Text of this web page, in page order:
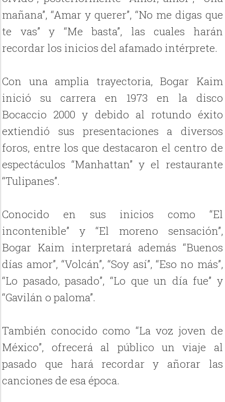
mañana”, “Amar y querer”, “No me digas que
te vas” y “Me basta”, las cuales harán
recordar los inicios del afamado intérprete.
Con una amplia trayectoria, Bogar Kaim
inició su carrera en 1973 en la disco
Bocaccio 2000 y debido al rotundo éxito
extiendió sus presentaciones a diversos
foros, entre los que destacaron el centro de
espectáculos “Manhattan” y el restaurante
“Tulipanes”.
Conocido en sus inicios como “El
incontenible” y “El moreno sensación”,
Bogar Kaim interpretará además “Buenos
días amor”, “Volcán”, “Soy así”, “Eso no más”,
“Lo pasado, pasado”, “Lo que un día fue” y
“Gavilán o paloma”.
También conocido como “La voz joven de
México”, ofrecerá al público un viaje al
pasado que hará recordar y añorar las
canciones de esa época.